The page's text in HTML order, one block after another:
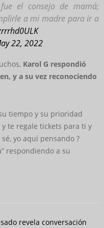
el consejo de mamá;
a mi madre para ir a
22, 2022
Karol G respondió
y a su vez reconociendo
tiempo y su prioridad
te regale tickets para ti y
yo aquí pensando ?
respondiendo a su
revela conversación